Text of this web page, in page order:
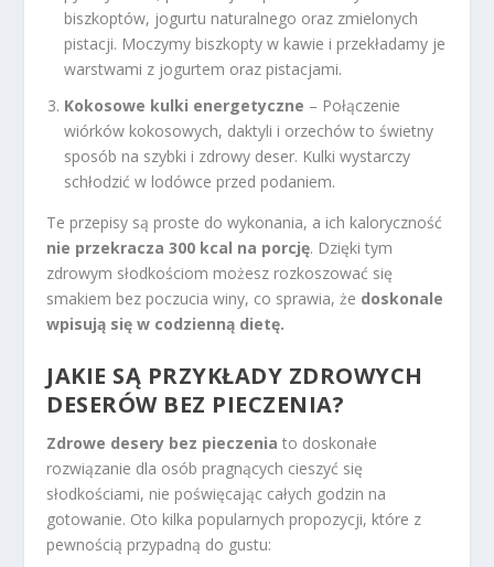
biszkoptów, jogurtu naturalnego oraz zmielonych
pistacji. Moczymy biszkopty w kawie i przekładamy je
warstwami z jogurtem oraz pistacjami.
Kokosowe kulki energetyczne – Połączenie
wiórków kokosowych, daktyli i orzechów to świetny
sposób na szybki i zdrowy deser. Kulki wystarczy
schłodzić w lodówce przed podaniem.
Te przepisy są proste do wykonania, a ich kaloryczność
nie przekracza 300 kcal na porcję. Dzięki tym
zdrowym słodkościom możesz rozkoszować się
smakiem bez poczucia winy, co sprawia, że doskonale
wpisują się w codzienną dietę.
JAKIE SĄ PRZYKŁADY ZDROWYCH
DESERÓW BEZ PIECZENIA?
Zdrowe desery bez pieczenia to doskonałe
rozwiązanie dla osób pragnących cieszyć się
słodkościami, nie poświęcając całych godzin na
gotowanie. Oto kilka popularnych propozycji, które z
pewnością przypadną do gustu: